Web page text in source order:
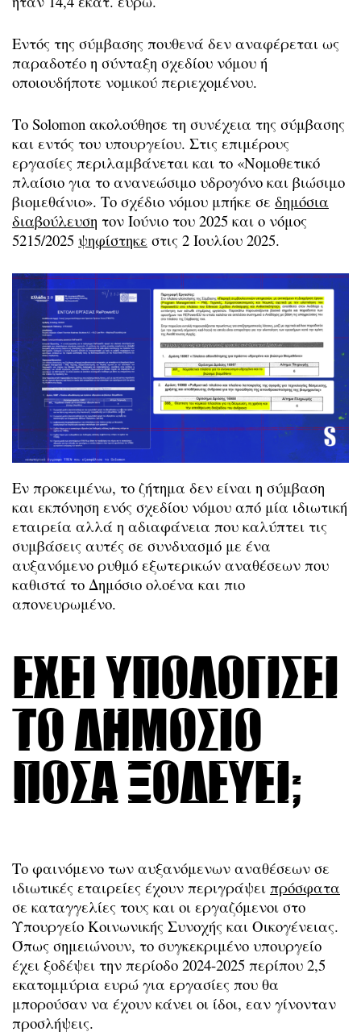
Εντός της σύμβασης πουθενά δεν αναφέρεται ως
παραδοτέο η σύνταξη σχεδίου νόμου ή
οποιουδήποτε νομικού περιεχομένου.
Το Solomon ακολούθησε τη συνέχεια της σύμβασης
και εντός του υπουργείου. Στις επιμέρους
εργασίες περιλαμβάνεται και το «Νομοθετικό
πλαίσιο για το ανανεώσιμο υδρογόνο και βιώσιμο
βιομεθάνιο». Το σχέδιο νόμου μπήκε σε δημόσια
διαβούλευση τον Ιούνιο του 2025 και ο νόμος
5215/2025 ψηφίστηκε στις 2 Ιουλίου 2025.
Εν προκειμένω, το ζήτημα δεν είναι η σύμβαση
και εκπόνηση ενός σχεδίου νόμου από μία ιδιωτική
εταιρεία αλλά η αδιαφάνεια που καλύπτει τις
συμβάσεις αυτές σε συνδυασμό με ένα
αυξανόμενο ρυθμό εξωτερικών αναθέσεων που
καθιστά το Δημόσιο ολοένα και πιο
απονευρωμένο.
Έχει υπολογίσει
το Δημόσιο
πόσα ξοδεύει;
Το φαινόμενο των αυξανόμενων αναθέσεων σε
ιδιωτικές εταιρείες έχουν περιγράψει πρόσφατα
σε καταγγελίες τους και οι εργαζόμενοι στο
Υπουργείο Κοινωνικής Συνοχής και Οικογένειας.
Όπως σημειώνουν, το συγκεκριμένο υπουργείο
έχει ξοδέψει την περίοδο 2024-2025 περίπου 2,5
εκατομμύρια ευρώ για εργασίες που θα
μπορούσαν να έχουν κάνει οι ίδοι, εαν γίνονταν
προσλήψεις.